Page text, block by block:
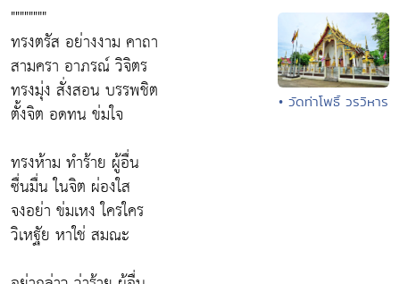
""""""""
ทรงตรัส อย่างงาม คาถา
สามครา อาภรณ์ วิจิตร
ทรงมุ่ง สั่งสอน บรรพชิต
ตั้งจิต อดทน ข่มใจ
ทรงห้าม ทำร้าย ผู้อื่น
ซื่นมื่น ในจิต ผ่องใส
จงอย่า ข่มเหง ใครใคร
วิเหฐัย หาใช่ สมณะ
• วัดท่าโพธิ์ วรวิหาร